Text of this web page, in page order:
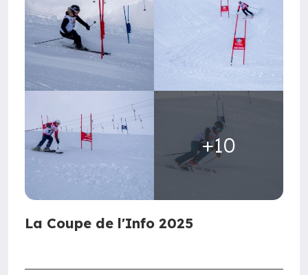
+10
La Coupe de l'Info 2025